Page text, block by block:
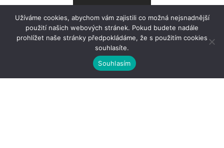
Užíváme cookies, abychom vám zajistili co možná nejsnadnější
použití našich webových stránek. Pokud budete nadále
prohlížet naše stránky předpokládáme, že s použitím cookies
souhlasíte.
Souhlasím